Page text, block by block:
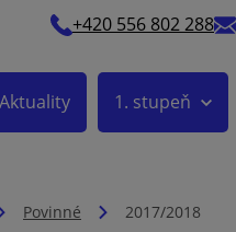
+420 556 802 288
Aktuality 1. stupeň
Povinné 2017/2018